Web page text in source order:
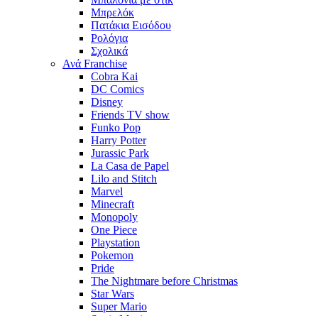
Μπρελόκ
Πατάκια Εισόδου
Ρολόγια
Σχολικά
Ανά Franchise
Cobra Kai
DC Comics
Disney
Friends TV show
Funko Pop
Harry Potter
Jurassic Park
La Casa de Papel
Lilo and Stitch
Marvel
Minecraft
Monopoly
One Piece
Playstation
Pokemon
Pride
The Nightmare before Christmas
Star Wars
Super Mario